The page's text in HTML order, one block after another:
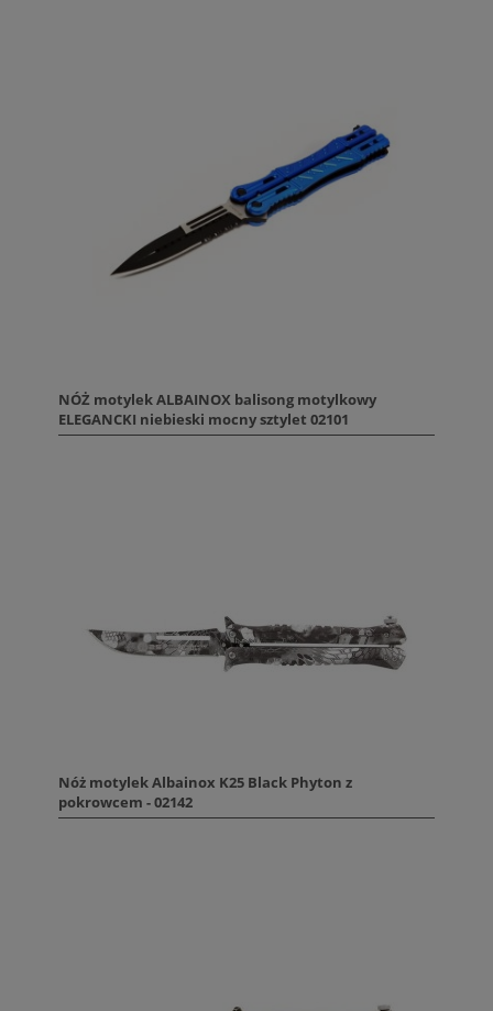
NÓŻ motylek ALBAINOX balisong motylkowy
ELEGANCKI niebieski mocny sztylet 02101
Nóż motylek Albainox K25 Black Phyton z
pokrowcem - 02142